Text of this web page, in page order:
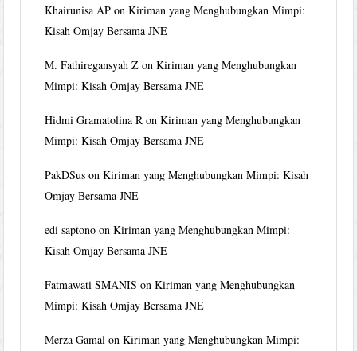
Khairunisa AP onKiriman yang Menghubungkan Mimpi:
Kisah Omjay Bersama JNE
M. Fathiregansyah Z onKiriman yang Menghubungkan
Mimpi: Kisah Omjay Bersama JNE
Hidmi Gramatolina R onKiriman yang Menghubungkan
Mimpi: Kisah Omjay Bersama JNE
PakDSus onKiriman yang Menghubungkan Mimpi: Kisah
Omjay Bersama JNE
edi saptono onKiriman yang Menghubungkan Mimpi:
Kisah Omjay Bersama JNE
Fatmawati SMANIS onKiriman yang Menghubungkan
Mimpi: Kisah Omjay Bersama JNE
Merza Gamal onKiriman yang Menghubungkan Mimpi: